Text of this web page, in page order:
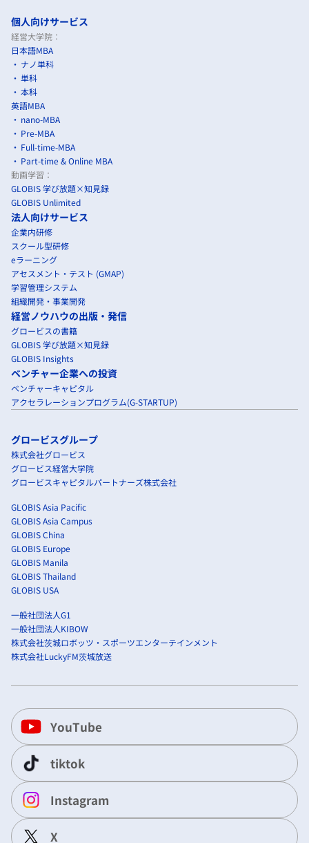
個人向けサービス
経営大学院：
日本語MBA
ナノ単科
単科
本科
英語MBA
nano-MBA
Pre-MBA
Full-time-MBA
Part-time & Online MBA
動画学習：
GLOBIS 学び放題×知見録
GLOBIS Unlimited
法人向けサービス
企業内研修
スクール型研修
eラーニング
アセスメント・テスト (GMAP)
学習管理システム
組織開発・事業開発
経営ノウハウの出版・発信
グロービスの書籍
GLOBIS 学び放題×知見録
GLOBIS Insights
ベンチャー企業への投資
ベンチャーキャピタル
アクセラレーションプログラム(G-STARTUP)
グロービスグループ
株式会社グロービス
グロービス経営大学院
グロービスキャピタルパートナーズ株式会社
GLOBIS Asia Pacific
GLOBIS Asia Campus
GLOBIS China
GLOBIS Europe
GLOBIS Manila
GLOBIS Thailand
GLOBIS USA
一般社団法人G1
一般社団法人KIBOW
株式会社茨城ロボッツ・スポーツエンターテインメント
株式会社LuckyFM茨城放送
YouTube
tiktok
Instagram
X